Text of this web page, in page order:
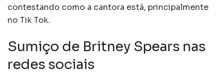
contestando como a cantora está, principalmente
no Tik Tok.
Sumiço de Britney Spears nas
redes sociais